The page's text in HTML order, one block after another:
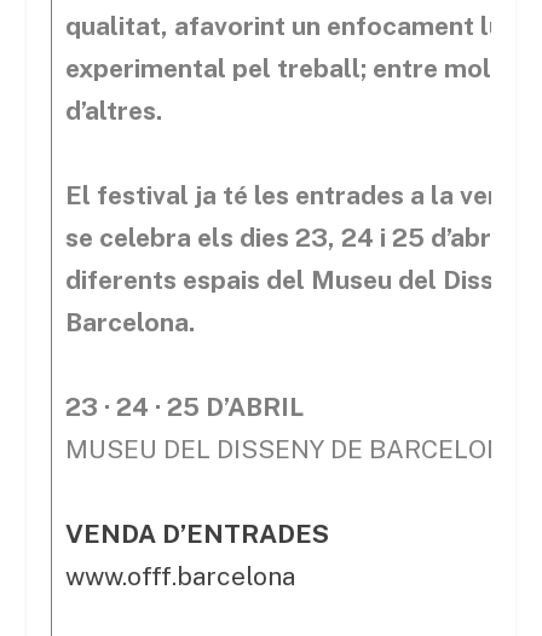
qualitat, afavorint un enfocament
experimental pel treball; entre molts
d’altres.
El festival ja té les entrades a la venda
se celebra els dies 23, 24 i 25 d’abril a
diferents espais del Museu del Disseny
Barcelona.
23 · 24 · 25 D’ABRIL
MUSEU DEL DISSENY DE BARCELONA
VENDA D’ENTRADES
www.offf.barcelona